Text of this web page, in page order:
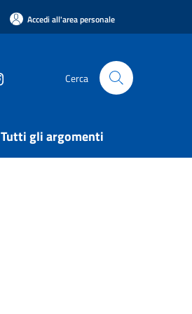
Accedi all'area personale
Cerca
Tutti gli argomenti